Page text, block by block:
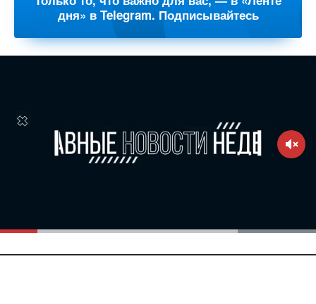
дня» в Telegram. Подписывайтесь